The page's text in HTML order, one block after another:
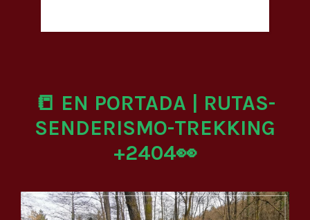
📒 EN PORTADA | RUTAS-
SENDERISMO-TREKKING
+2404👀